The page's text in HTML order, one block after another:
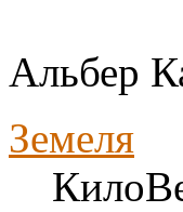
Альбер
Земеля